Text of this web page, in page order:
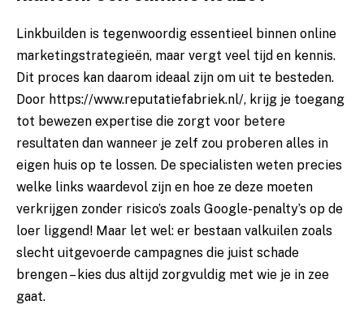
Linkbuilden is tegenwoordig essentieel binnen online
marketingstrategieën, maar vergt veel tijd en kennis.
Dit proces kan daarom ideaal zijn om uit te besteden.
Door https://www.reputatiefabriek.nl/, krijg je toegang
tot bewezen expertise die zorgt voor betere
resultaten dan wanneer je zelf zou proberen alles in
eigen huis op te lossen. De specialisten weten precies
welke links waardevol zijn en hoe ze deze moeten
verkrijgen zonder risico’s zoals Google-penalty’s op de
loer liggend! Maar let wel: er bestaan valkuilen zoals
slecht uitgevoerde campagnes die juist schade
brengen – kies dus altijd zorgvuldig met wie je in zee
gaat.